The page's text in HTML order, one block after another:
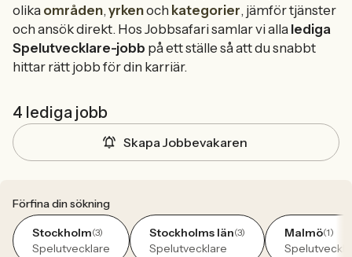
olika områden,yrkenoch kategorier, jämför tjänster
och ansök direkt. Hos Jobbsafari samlar vi alla lediga
Spelutvecklare-jobb på ett ställe så att du snabbt
hittar rätt jobb för din karriär.
4 lediga jobb
Skapa Jobbevakaren
Förfina din sökning
Stockholm(3)
Spelutvecklare
Stockholms län(3)
Spelutvecklare
Malmö(1)